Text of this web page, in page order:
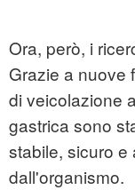
Ora, però, i
Grazie a nuove
di veicolazione
gastrica sono
stabile, sicuro e
dall'organismo.